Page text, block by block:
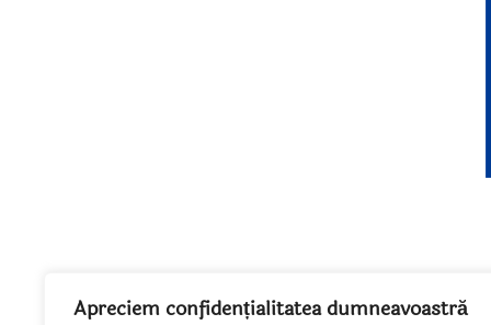
Apreciem confidențialitatea dumneavoastră